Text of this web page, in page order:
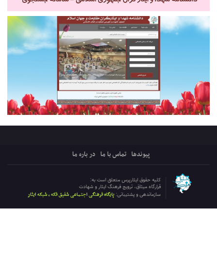
پیوندها تماس با ما در باره ما
کلیه حقوق ایثارپرس متعلق است به:
قرارگاه میثاق، ترویج فرهنگ ایثار و شهادت
سازماندهی و پشتیبانی: پایگاه فرهنگی اجتماعی شفیق فکه ، شبکه ایثار